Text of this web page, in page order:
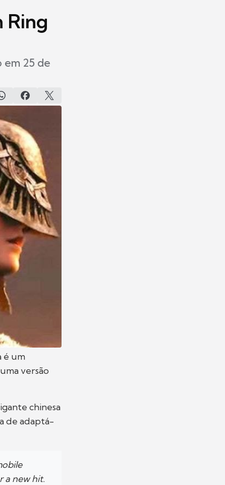
Ring
em 25 de
é um
versão
chinesa
de adaptá-
a new hit.